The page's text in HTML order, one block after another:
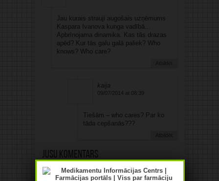
Jau kurais strauji augošais uzņēmums
Kaspara Ivanova kunga vadībā…
Apbrīnojama dinamika. Kas tās drazas
apēd? Kur tās galu galā paliek? Who
knows? Who care?
Atbildēt
kaija
09/07/2014 at 08:39
Tiešām – who cares? Par ko
tāda cepšanās???
Atbildēt
Jūsu komentārs
Jūsu e-pasta adrese netiks
publicēta.Atzīmētie lauki ir obligāti *